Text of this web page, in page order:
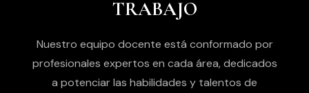
TRABAJO
Nuestro equipo docente está conformado por
profesionales expertos en cada área, dedicados
a potenciar las habilidades y talentos de